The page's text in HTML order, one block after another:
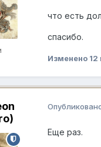
что есть
спасибо.
Изменено 12
Еще раз.